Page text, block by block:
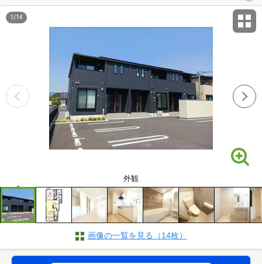
外観
1 /14
画像の一覧を見る（14枚）